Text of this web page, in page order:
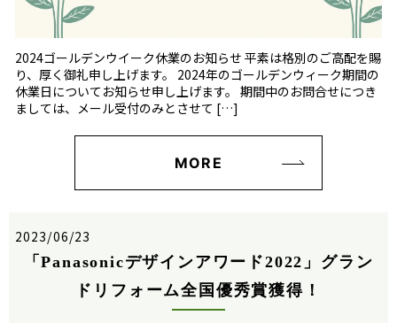
2024ゴールデンウイーク休業のお知らせ 平素は格別のご高配を賜
り、厚く御礼申し上げます。 2024年のゴールデンウィーク期間の
休業日についてお知らせ申し上げます。 期間中のお問合せにつき
ましては、メール受付のみとさせて […]
MORE
2023/06/23
「Panasonicデザインアワード2022」グラン
ドリフォーム全国優秀賞獲得！